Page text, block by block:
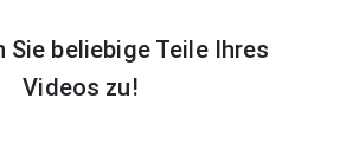
Sie beliebige Teile Ihres
Videos zu!